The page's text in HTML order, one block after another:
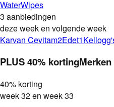
WaterWipes
3 aanbiedingen
deze week en volgende week
Karvan Cevitam2Edet1
PLUS40% korting
40% korting
week 32 en week 33